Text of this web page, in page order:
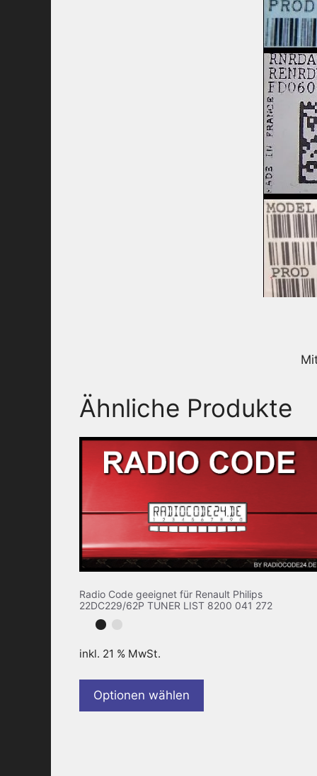
Ähnliche Produkte
Radio Code geeignet für Renault Philips
22DC229/62P TUNER LIST 8200 041 272
inkl. 21 % MwSt.
Optionen wählen